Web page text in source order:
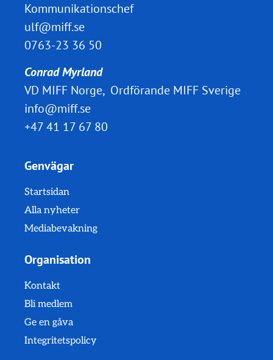
Kommunikationschef
ulf@miff.se
0763-23 36 50
Conrad Myrland
VD MIFF Norge, Ordförande MIFF Sverige
info@miff.se
+47 41 17 67 80
Genvägar
Startsidan
Alla nyheter
Mediabevakning
Organisation
Kontakt
Bli medlem
Ge en gåva
Integritetspolicy